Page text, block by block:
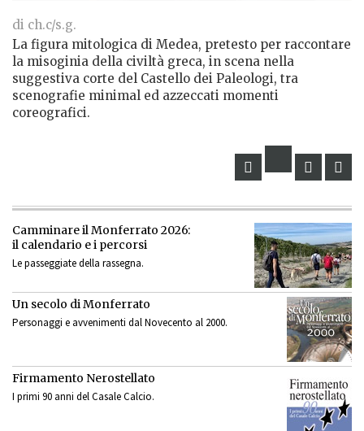
di ch.c/s.g.
La figura mitologica di Medea, pretesto per raccontare
la misoginia della civiltà greca, in scena nella
suggestiva corte del Castello dei Paleologi, tra
scenografie minimal ed azzeccati momenti
coreografici.
Camminare il Monferrato 2026:
il calendario e i percorsi
Le passeggiate della rassegna.
Un secolo di Monferrato
Personaggi e avvenimenti dal Novecento al 2000.
Firmamento Nerostellato
I primi 90 anni del Casale Calcio.